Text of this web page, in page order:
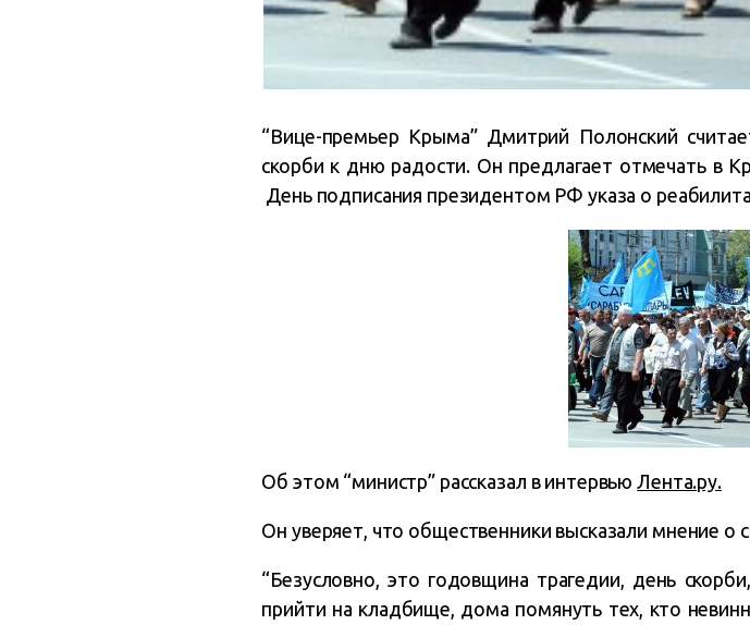
“Вице-премьер Крыма” Дмитрий Полонский
скорби к дню радости. Он предлагает отмечать в
День подписания президентом РФ указа о
Об этом “министр” рассказал в интервью Лента.ру.
Он уверяет, что общественники высказали мнение о
“Безусловно, это годовщина трагедии, день
прийти на кладбище, дома помянуть тех, кто